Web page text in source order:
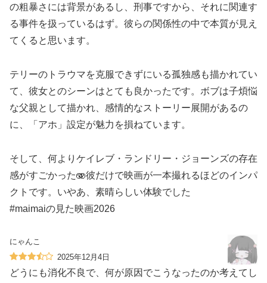
の粗暴さには背景があるし、刑事ですから、それに関連す
る事件を扱っているはず。彼らの関係性の中で本質が見え
てくると思います。
テリーのトラウマを克服できずにいる孤独感も描かれてい
て、彼女とのシーンはとても良かったです。ボブは子煩悩
な父親として描かれ、感情的なストーリー展開があるの
に、「アホ」設定が魅力を損ねています。
そして、何よりケイレブ・ランドリー・ジョーンズの存在
感がすごかった🫨彼だけで映画が一本撮れるほどのインパ
クトです。いやあ、素晴らしい体験でした
#maimaiの見た映画2026
にゃんこ
2025年12月4日
どうにも消化不良で、何が原因でこうなったのか考えてし